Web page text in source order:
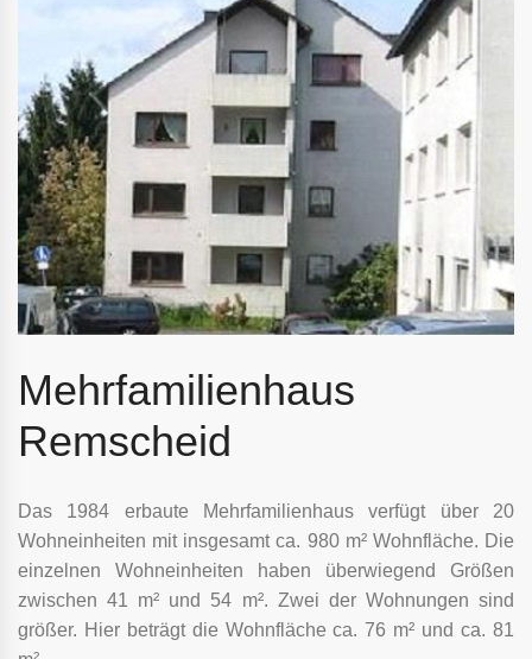
Mehrfamilienhaus
Remscheid
Das 1984 erbaute Mehrfamilienhaus verfügt über 20
Wohneinheiten mit insgesamt ca. 980 m² Wohnfläche. Die
einzelnen Wohneinheiten haben überwiegend Größen
zwischen 41 m² und 54 m². Zwei der Wohnungen sind
größer. Hier beträgt die Wohnfläche ca. 76 m² und ca. 81